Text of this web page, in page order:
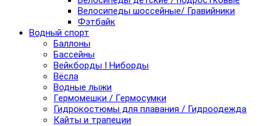
Велосипеды шоссейные/ Гравийники
Фэтбайк
Водный спорт
Баллоны
Бассейны
Вейкборды I Ниборды
Вёсла
Водные лыжи
Гермомешки / Гермосумки
Гидрокостюмы для плавания / Гидроодежда
Кайты и трапеции